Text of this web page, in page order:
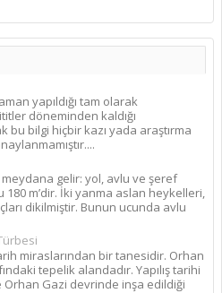
yapıldığı tam olarak
döneminden kaldığı
bu bilgi hiçbir kazı yada araştırma
gelir: yol, avlu ve şeref
180 m’dir. İki yanma aslan heykelleri,
dikilmiştir. Bunun ucunda avlu
miraslarından bir tanesidir. Orhan
tepelik alandadır. Yapılış tarihi
Gazi devrinde inşa edildiği